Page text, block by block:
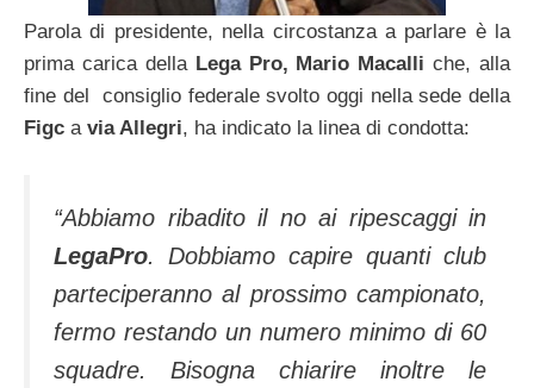
Parola di presidente, nella circostanza a parlare è la
prima carica della Lega Pro, Mario Macalli che, alla
fine del consiglio federale svolto oggi nella sede della
Figc a via Allegri, ha indicato la linea di condotta:
“Abbiamo ribadito il no ai ripescaggi in
LegaPro. Dobbiamo capire quanti club
parteciperanno al prossimo campionato,
fermo restando un numero minimo di 60
squadre. Bisogna chiarire inoltre le